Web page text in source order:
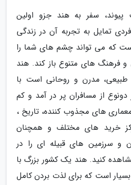
سفر به هند جزو اولین
تمایل به تجربه آن در زندگی
که می تواند چشم های شما را
فرهنگ های متنوع باز کند. هند
طبیعی، مدرن و روحانی است با
از مسافران پر در آمد و کم
های مجذوب کننده، تاریخ ،
خرید های مختلف و همچنان
و سرزمین های قبیله ای را در
کنید. هند یک کشور بزرگ با
است که برای لذت بردن کامل